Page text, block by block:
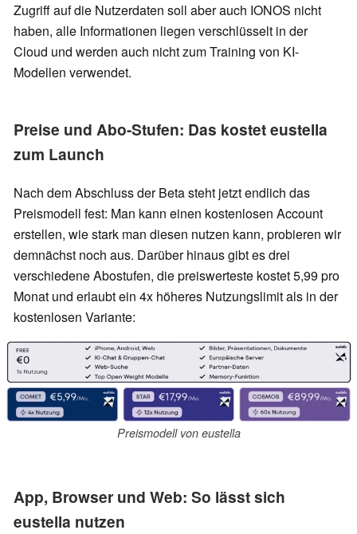
Zugriff auf die Nutzerdaten soll aber auch IONOS nicht
haben, alle Informationen liegen verschlüsselt in der
Cloud und werden auch nicht zum Training von KI-
Modellen verwendet.
Preise und Abo-Stufen: Das kostet eustella
zum Launch
Nach dem Abschluss der Beta steht jetzt endlich das
Preismodell fest: Man kann einen kostenlosen Account
erstellen, wie stark man diesen nutzen kann, probieren wir
demnächst noch aus. Darüber hinaus gibt es drei
verschiedene Abostufen, die preiswerteste kostet 5,99 pro
Monat und erlaubt ein 4x höheres Nutzungslimit als in der
kostenlosen Variante:
Preismodell von eustella
App, Browser und Web: So lässt sich
eustella nutzen